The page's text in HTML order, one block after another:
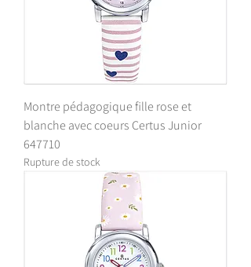
Montre pédagogique fille rose et
blanche avec coeurs Certus Junior
647710
Rupture de stock